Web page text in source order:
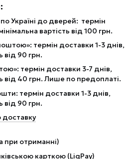
Україні до дверей: термін
вартість від 100 грн.
термін доставки 1-3 днів,
від 90 грн.
термін доставки 3-7 днів,
від 40 грн. Лише по предоплаті.
термін доставки 1-3 днів,
від 90 грн.
доставку
при отриманні)
карткою (LiqPay)